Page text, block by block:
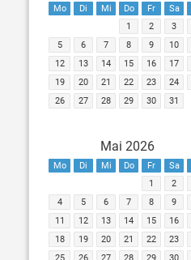
Mo Di Mi Do Fr Sa
1
2 3
5
6 7 8 9 10
12
13 14 15 16 17
19
20 21 22 23 24
26
27 28 29 30 31
Mai 2026
Mo Di Mi Do Fr Sa
1
2
4
5 6 7 8 9
11
12 13 14 15 16
18
19 20 21 22 23